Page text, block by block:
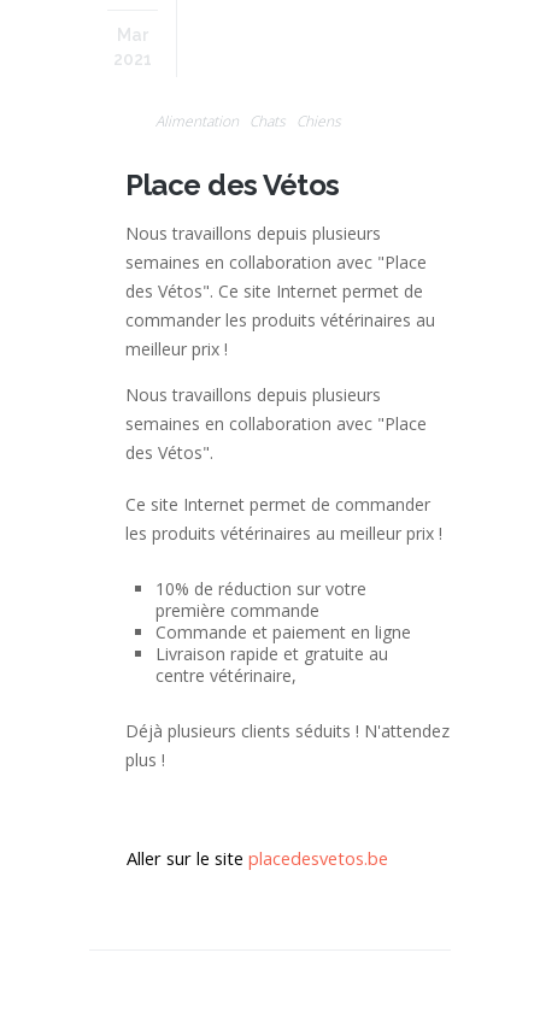
Mar
2021
Alimentation Chats Chiens
Place des Vétos
Nous travaillons depuis plusieurs
semaines en collaboration avec "Place
des Vétos". Ce site Internet permet de
commander les produits vétérinaires au
meilleur prix !
Nous travaillons depuis plusieurs
semaines en collaboration avec "Place
des Vétos".
Ce site Internet permet de commander
les produits vétérinaires au meilleur prix !
10% de réduction sur votre
première commande
Commande et paiement en ligne
Livraison rapide et gratuite au
centre vétérinaire,
Déjà plusieurs clients séduits ! N'attendez
plus !
Aller sur le siteplacedesvetos.be